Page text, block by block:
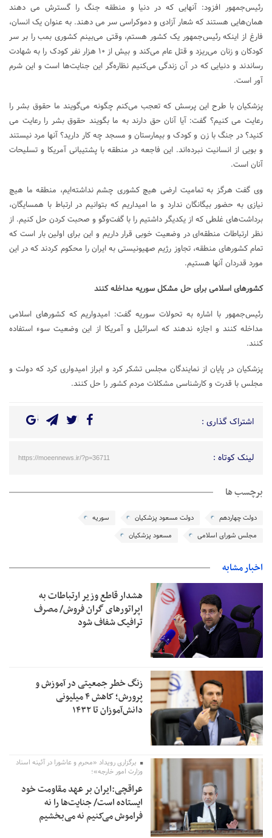
رئیس‌جمهور افزود: آنهایی که در دنیا و منطقه جنگ را گسترش می دهند
همان‌هایی هستند که شعار آزادی و دموکراسی سر می دهند. به عنوان یک انسان،
فارغ از اینکه رئیس‌جمهور یک کشور هستم، وقتی می‌بینم کشوری بمب را بر سر
کودکان و زنان می‌ریزد و قتل عام می‌کند و بیش از ۱۰ هزار نفر کودک را به شهادت
رساندند و دنیایی که در آن زندگی می‌کنیم نظاره‌گر این جنایت‌ها است و این شرم
آور است.
پزشکیان با طرح این پرسش که تعجب می‌کنم چگونه می‌گویند ما حقوق بشر را
رعایت می کنیم؟ گفت: آیا آنان حق دارند به ما بگویند حقوق بشر را رعایت می
کنید؟ در جنگ با زن و کودک و بیمارستان و مسجد چه کار دارید؟ آنها مرد نیستند
و بویی از انسانیت نبرده‌اند. این فاجعه در منطقه با پشتیبانی آمریکا و تسلیحات
آنان است.
وی گفت هرگز به تمامیت ارضی هیچ کشوری چشم نداشته‌ایم، منطقه ما هیچ
نیازی به حضور بیگانگان ندارد و ما امیداریم که بتوانیم در ارتباط با همسایگان،
برداشت‌های غلطی که از یکدیگر داشتیم را با گفت‌وگو و صحبت کردن حل کنیم. از
نظر ارتباطات منطقه‌ای در وضعیت خوبی قرار داریم و این برای اولین بار است که
تمام کشورهای منطقه، تجاوز رژیم صهیونیستی به ایران را محکوم کردند که در این
مورد قدردان آنها هستیم.
کشورهای اسلامی برای حل مشکل سوریه مداخله کنند
رئیس‌جمهور با اشاره به تحولات سوریه گفت: امیدواریم که کشورهای اسلامی
مداخله کنند و اجازه ندهند که اسرائیل و آمریکا از این وضعیت سوء استفاده
کنند.
پزشکیان در پایان از نمایندگان مجلس تشکر کرد و ابراز امیدواری کرد که دولت و
مجلس با قدرت و کارشناسی مشکلات مردم کشور را حل کنند.
اشتراک گذاری :
لینک کوتاه : https://moeennews.ir/?p=36711
برچسب ها
دولت چهاردهم دولت مسعود پزشکیان
سوریه
مجلس شورای اسلامی
مسعود پزشکیان
اخبار مشابه
هشدار قاطع وزیر ارتباطات به
اپراتورهای گران فروش/ مصرف
ترافیک شفاف شود
زنگ خطر جمعیتی در آموزش و
پرورش؛ کاهش ۴ میلیونی
دانش‌آموزان تا ۱۴۳۲
برگزاری رویداد «محرم و عاشورا در آئینه اسناد
وزارت امور خارجه»؛
عراقچی:ایران بر عهد مقاومت خود
ایستاده است/ جنایت‌ها را نه
فراموش می‌کنیم نه می‌بخشیم